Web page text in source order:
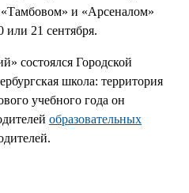
и «Арсеналом»
или 21 сентября.
состоялся Городской
школа: территория
учебного года он
образовательных